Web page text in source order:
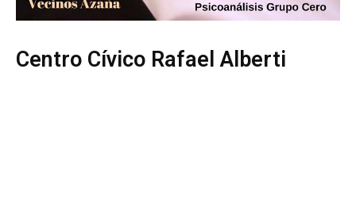
Centro Cívico Rafael Alberti